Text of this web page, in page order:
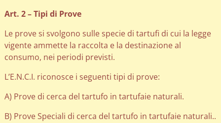
Art. 2 – Tipi di Prove
Le prove si svolgono sulle specie di tartufi di cui la legge
vigente ammette la raccolta e la destinazione al
consumo, nei periodi previsti.
L’E.N.C.I. riconosce i seguenti tipi di prove:
A) Prove di cerca del tartufo in tartufaie naturali.
B) Prove Speciali di cerca del tartufo in tartufaie naturali..